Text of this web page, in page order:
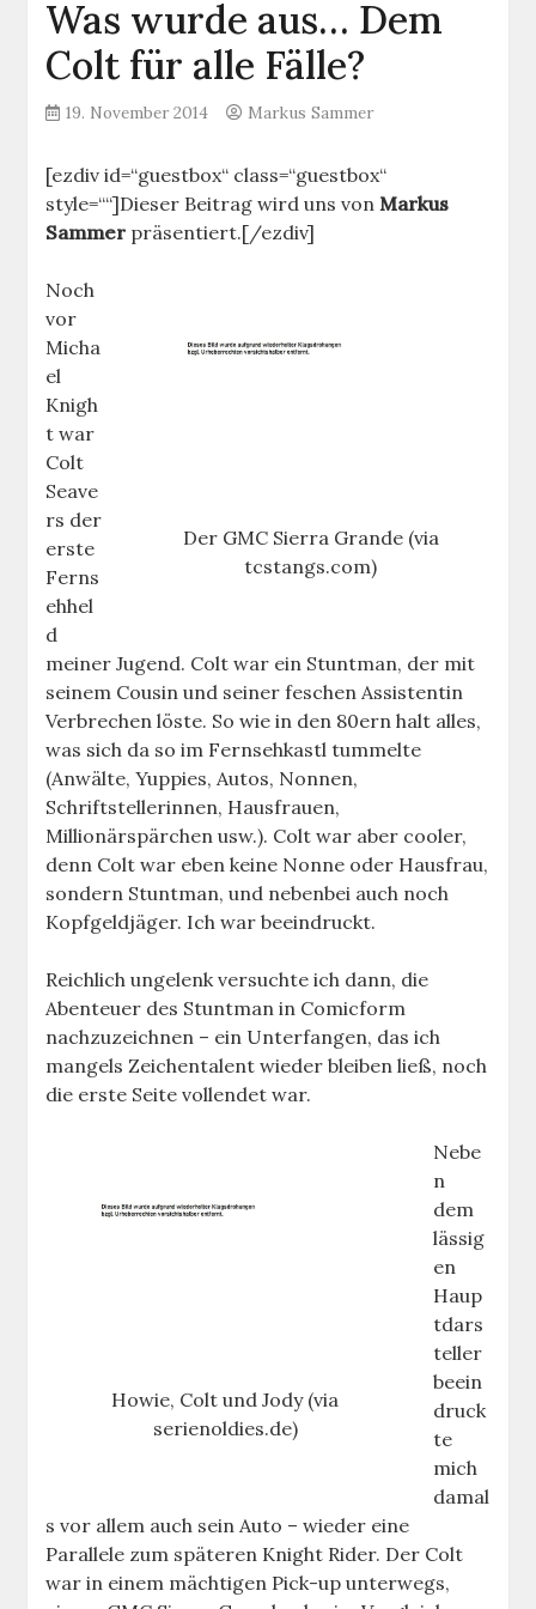
Was wurde aus… Dem
Colt für alle Fälle?
19. November 2014 Markus Sammer
[ezdiv id=“guestbox“ class=“guestbox“
style=““]Dieser Beitrag wird uns vonMarkus
Sammer präsentiert.[/ezdiv]
Der GMC Sierra Grande (via
tcstangs.com)
Noch
vor
Micha
el
Knigh
t war
Colt
Seave
rs der
erste
Ferns
ehhel
d
meiner Jugend. Colt war ein Stuntman, der mit
seinem Cousin und seiner feschen Assistentin
Verbrechen löste. So wie in den 80ern halt alles,
was sich da so im Fernsehkastl tummelte
(Anwälte, Yuppies, Autos, Nonnen,
Schriftstellerinnen, Hausfrauen,
Millionärspärchen usw.). Colt war aber cooler,
denn Colt war eben keine Nonne oder Hausfrau,
sondern Stuntman, und nebenbei auch noch
Kopfgeldjäger. Ich war beeindruckt.
Reichlich ungelenk versuchte ich dann, die
Abenteuer des Stuntman in Comicform
nachzuzeichnen – ein Unterfangen, das ich
mangels Zeichentalent wieder bleiben ließ, noch
die erste Seite vollendet war.
Howie, Colt und Jody (via
serienoldies.de)
Nebe
n
dem
lässig
en
Haup
tdars
teller
beein
druck
te
mich
damal
s vor allem auch sein Auto – wieder eine
Parallele zum späteren Knight Rider. Der Colt
war in einem mächtigen Pick-up unterwegs,